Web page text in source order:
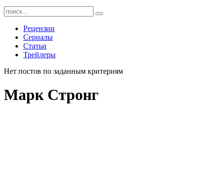
Найти:
Рецензии
Сериалы
Статьи
Трейлеры
Нет постов по заданным критериям
Марк Стронг